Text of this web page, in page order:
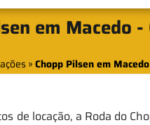
em Macedo
»Chopp Pilsen em
de locação, a Roda do